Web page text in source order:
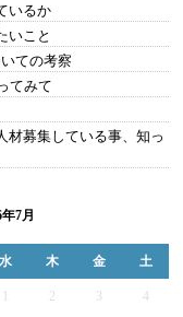
いるか
いこと
ての考察
てみて
材募集している事、知っ
7月
水 木 金 土
2 3 4